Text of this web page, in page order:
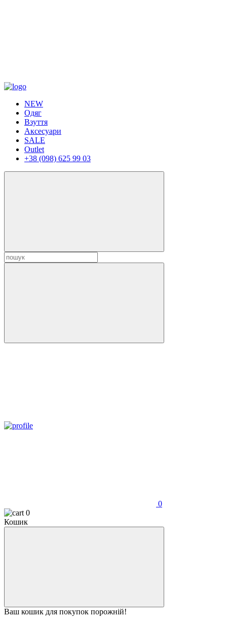
NEW
Одяг
Взуття
Аксесуари
SALE
Outlet
+38 (098) 625 99 03
0
0
Кошик
Ваш кошик для покупок порожній!